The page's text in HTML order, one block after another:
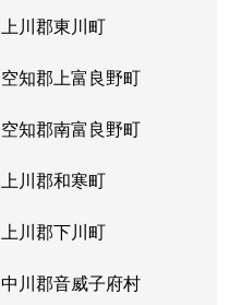
上川郡東川町
空知郡上富良野町
空知郡南富良野町
上川郡和寒町
上川郡下川町
中川郡音威子府村